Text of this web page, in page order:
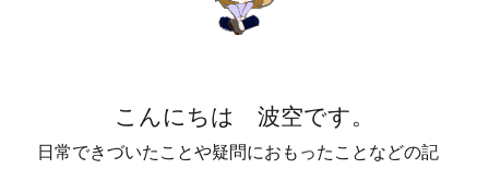
こんにちは 波空です。
日常できづいたことや疑問におもったことなどの記